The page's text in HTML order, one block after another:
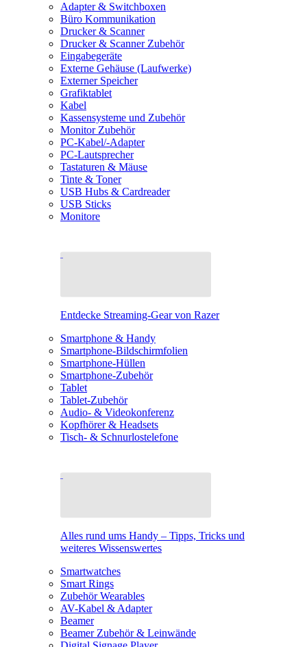
Adapter & Switchboxen
Büro Kommunikation
Drucker & Scanner
Drucker & Scanner Zubehör
Eingabegeräte
Externe Gehäuse (Laufwerke)
Externer Speicher
Grafiktablet
Kabel
Kassensysteme und Zubehör
Monitor Zubehör
PC-Kabel/-Adapter
PC-Lautsprecher
Tastaturen & Mäuse
Tinte & Toner
USB Hubs & Cardreader
USB Sticks
Monitore
Entdecke Streaming-Gear von Razer
Smartphone & Handy
Smartphone-Bildschirmfolien
Smartphone-Hüllen
Smartphone-Zubehör
Tablet
Tablet-Zubehör
Audio- & Videokonferenz
Kopfhörer & Headsets
Tisch- & Schnurlostelefone
Alles rund ums Handy – Tipps, Tricks und
weiteres Wissenswertes
Smartwatches
Smart Rings
Zubehör Wearables
AV-Kabel & Adapter
Beamer
Beamer Zubehör & Leinwände